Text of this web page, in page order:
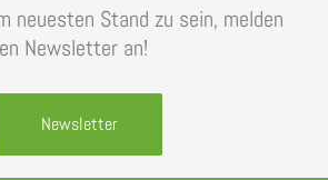
neuesten Stand zu sein, melden
Newsletter an!
Newsletter